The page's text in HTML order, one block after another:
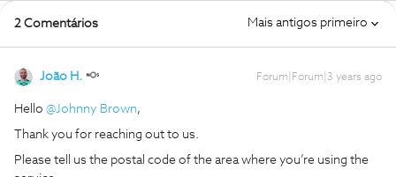
2 Comentários Mais antigos primeiro
João H. Forum|Forum|3 years ago
Hello @Johnny Brown,
Thank you for reaching out to us.
Please tell us the postal code of the area where you’re using the